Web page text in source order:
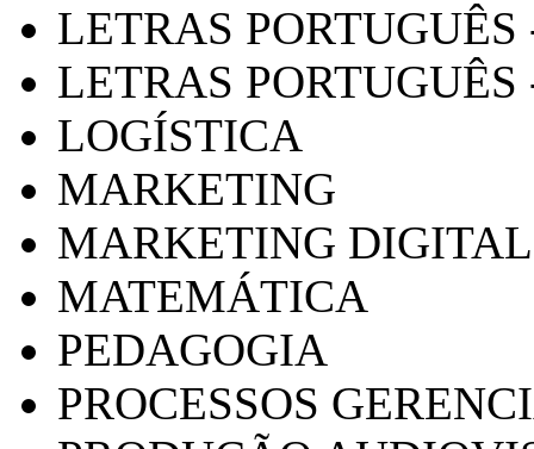
LETRAS
LETRAS PORTUGUÊS
LOGÍSTICA
MARKETING
MARKETING DIGITAL
MATEMÁTICA
PEDAGOGIA
PROCESSOS